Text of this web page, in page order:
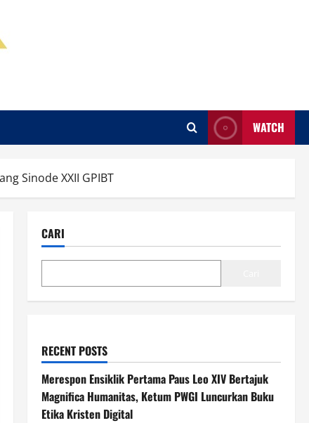
WATCH
Sinode XXII GPIBT
CARI
RECENT POSTS
Merespon Ensiklik Pertama Paus Leo XIV Bertajuk
Magnifica Humanitas, Ketum PWGI Luncurkan Buku
Etika Kristen Digital